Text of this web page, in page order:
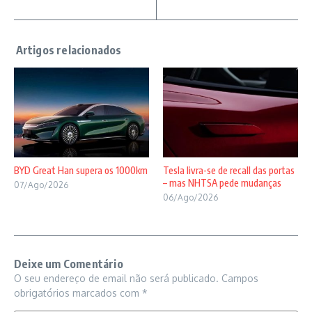
BYD Great Han supera os 1000km
07/Ago/2026
Tesla livra-se de recall das portas
– mas NHTSA pede mudanças
06/Ago/2026
Deixe um Comentário
O seu endereço de email não será publicado. Campos
obrigatórios marcados com *